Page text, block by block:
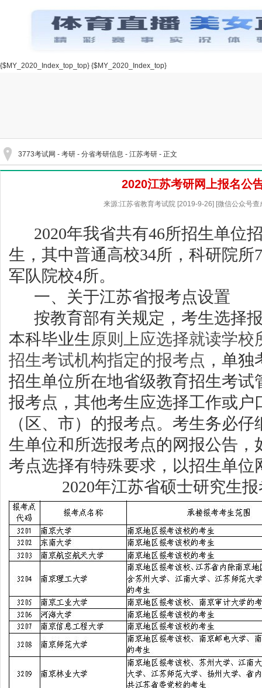
{$MY_2020_Index_top_top} {$MY_2020_Index_top}
3773考试网 - 考研 - 分省考研信息 - 江苏考研 - 正文
2020江苏考研网上报名公
来源:江苏省教育考试院 [2019-9-26] [微信公众号查
2020年我省共有46所招生单位
生，其中普通高校34所，科研院所7
军队院校4所。
一、关于江苏省报考点设置
按教育部有关规定， 考生选择
本科毕业生原则上应选择就读学校
招生考试机构指定的报考点 ，单
招生单位所在地省级教育招生考试
报考点，其他考生应选择工作或户
（区、市）的报考点。考生务必
生单位和所选报考点的网报公告，
考点选择有特殊要求，以招生单位
2020年江苏省硕士研究生